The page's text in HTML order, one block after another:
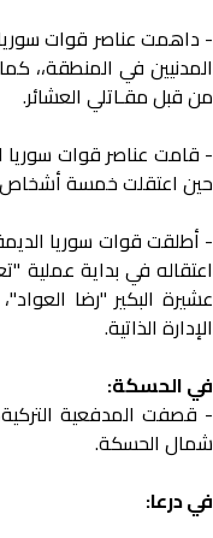
- داهمت عناصر قوات
المدنيين في المنطقة،،
من قبل مقـاتلي العشائر.
- قامت عناصر قوات سوريا
حين اعتقلت خمسة أشخاص
- أطلقت قوات سوريا
اعتقاله في بداية عملية
عشيرة البكير "رضا
الإدارة الذاتية.
في الحسكة:
- قصفت المدفعية
شمال الحسكة.
في درعا: